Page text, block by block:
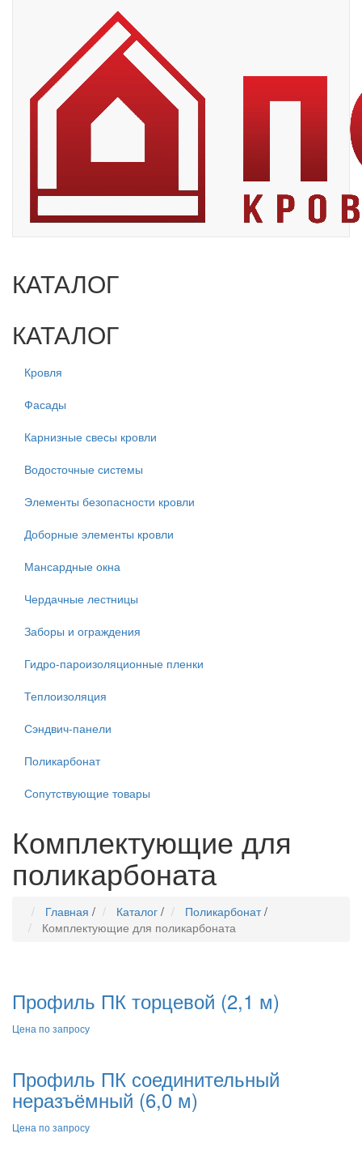
КАТАЛОГ
КАТАЛОГ
Кровля
Фасады
Карнизные свесы кровли
Водосточные системы
Элементы безопасности кровли
Доборные элементы кровли
Мансардные окна
Чердачные лестницы
Заборы и ограждения
Гидро-пароизоляционные пленки
Теплоизоляция
Сэндвич-панели
Поликарбонат
Сопутствующие товары
Комплектующие для
поликарбоната
Главная / Каталог / Поликарбонат/
Комплектующие для поликарбоната
Профиль ПК торцевой (2,1 м)
Цена по запросу
Профиль ПК соединительный
неразъёмный (6,0 м)
Цена по запросу